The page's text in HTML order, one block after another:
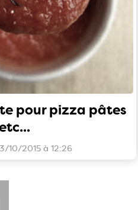
pour pizza pâtes
10/2015 à 12:26